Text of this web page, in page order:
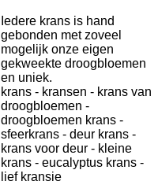
Iedere krans is hand
gebonden met zoveel
mogelijk onze eigen
gekweekte droogbloemen
en uniek.
krans - kransen - krans van
droogbloemen -
droogbloemen krans -
sfeerkrans - deur krans -
krans voor deur - kleine
krans - eucalyptus krans -
lief kransje